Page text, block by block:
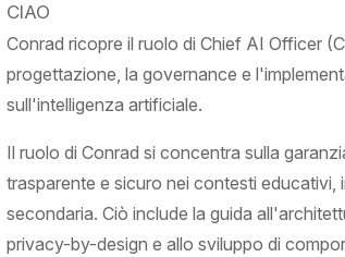
CIAO
Conrad ricopre il ruolo di Chief AI Officer
progettazione, la governance e
sull'intelligenza artificiale.
Il ruolo di Conrad si concentra sulla
trasparente e sicuro nei contesti educativi,
secondaria. Ciò include la guida
privacy-by-design e allo sviluppo di